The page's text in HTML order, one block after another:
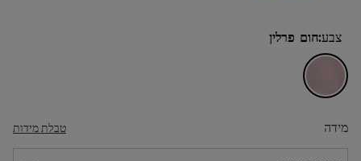
צבע:חום פרלין
מידה טבלת מידות